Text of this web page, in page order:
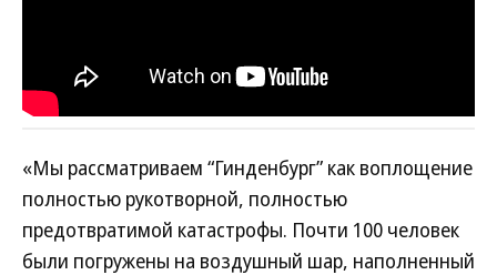
«Мы рассматриваем “Гинденбург” как воплощение
полностью рукотворной, полностью
предотвратимой катастрофы. Почти 100 человек
были погружены на воздушный шар, наполненный